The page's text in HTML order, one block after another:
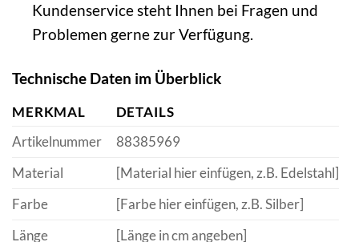
Kundenservice steht Ihnen bei Fragen und
Problemen gerne zur Verfügung.
Technische Daten im Überblick
MERKMAL
DETAILS
Artikelnummer
88385969
Material
[Material hier einfügen, z.B. Edelstahl]
Farbe
[Farbe hier einfügen, z.B. Silber]
Länge
[Länge in cm angeben]